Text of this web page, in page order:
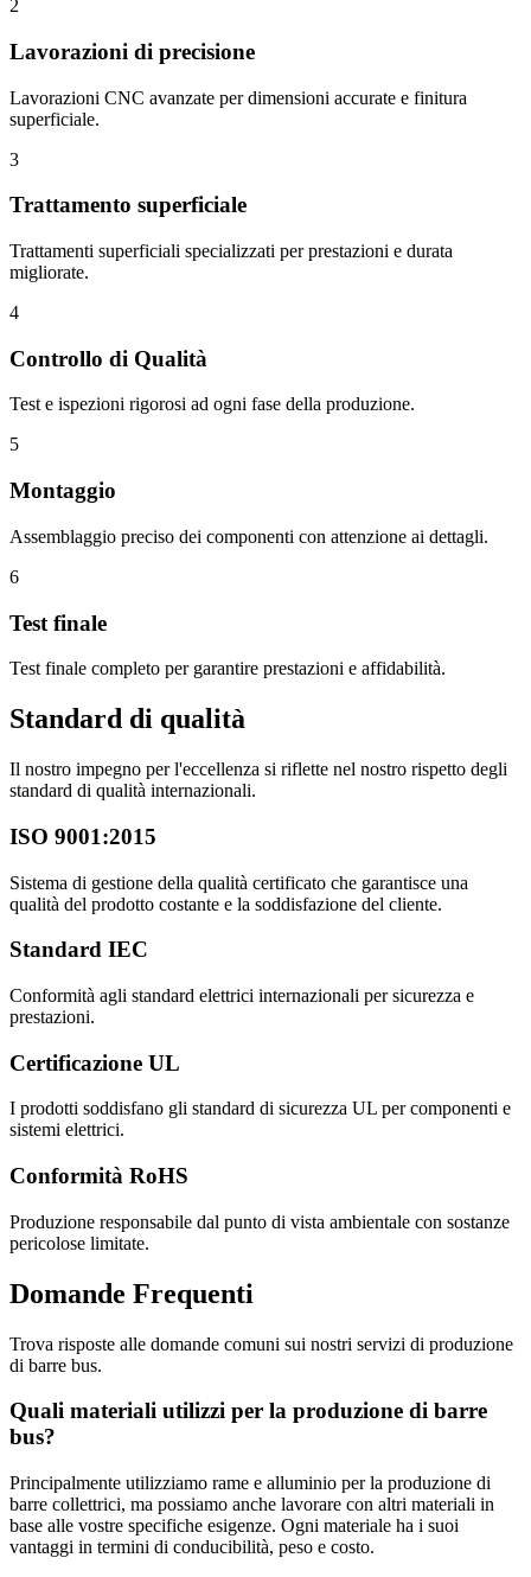
2
Lavorazioni di precisione
Lavorazioni CNC avanzate per dimensioni accurate e finitura
superficiale.
3
Trattamento superficiale
Trattamenti superficiali specializzati per prestazioni e durata
migliorate.
4
Controllo di Qualità
Test e ispezioni rigorosi ad ogni fase della produzione.
5
Montaggio
Assemblaggio preciso dei componenti con attenzione ai dettagli.
6
Test finale
Test finale completo per garantire prestazioni e affidabilità.
Standard di qualità
Il nostro impegno per l'eccellenza si riflette nel nostro rispetto degli
standard di qualità internazionali.
ISO 9001:2015
Sistema di gestione della qualità certificato che garantisce una
qualità del prodotto costante e la soddisfazione del cliente.
Standard IEC
Conformità agli standard elettrici internazionali per sicurezza e
prestazioni.
Certificazione UL
I prodotti soddisfano gli standard di sicurezza UL per componenti e
sistemi elettrici.
Conformità RoHS
Produzione responsabile dal punto di vista ambientale con sostanze
pericolose limitate.
Domande Frequenti
Trova risposte alle domande comuni sui nostri servizi di produzione
di barre bus.
Quali materiali utilizzi per la produzione di barre
bus?
Principalmente utilizziamo rame e alluminio per la produzione di
barre collettrici, ma possiamo anche lavorare con altri materiali in
base alle vostre specifiche esigenze. Ogni materiale ha i suoi
vantaggi in termini di conducibilità, peso e costo.